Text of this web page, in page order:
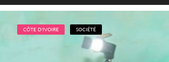
CÔTE D'IVOIRE SOCIÉTÉ